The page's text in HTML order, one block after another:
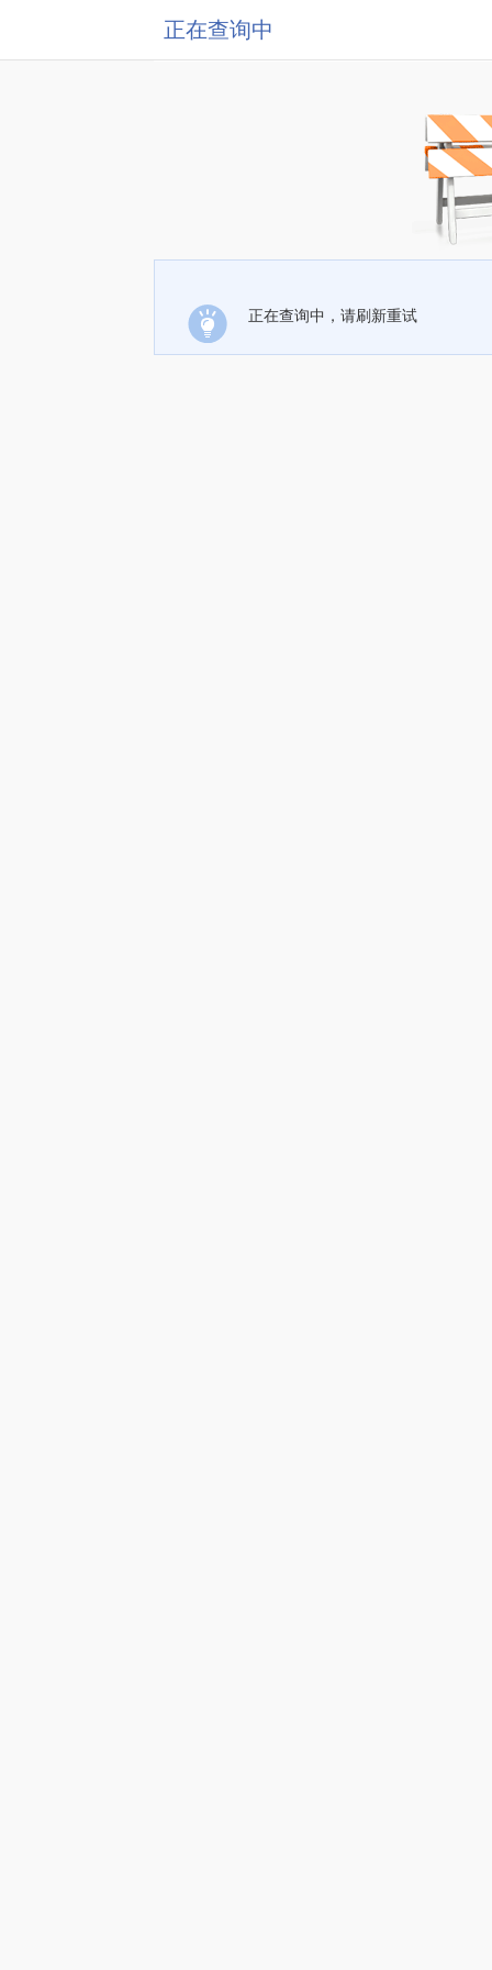
正在查询中
正在查询中，请刷新重试